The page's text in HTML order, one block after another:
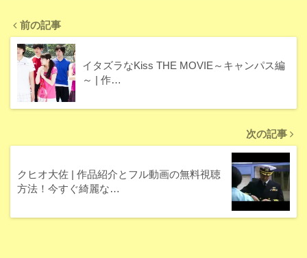
前の記事
イタズラなKiss THE MOVIE～キャンパス編
～ | 作…
次の記事
クヒオ大佐 | 作品紹介とフル動画の無料視聴
方法！今すぐ綺麗な…